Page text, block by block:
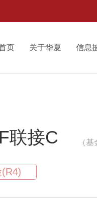
页 关于华夏 信息
联接C （